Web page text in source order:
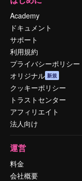
Academy
ドキュメント
サポート
利用規約
プライバシーポリシー
オリジナル 新規
クッキーポリシー
トラストセンター
アフィリエイト
法人向け
運営
料金
会社概要